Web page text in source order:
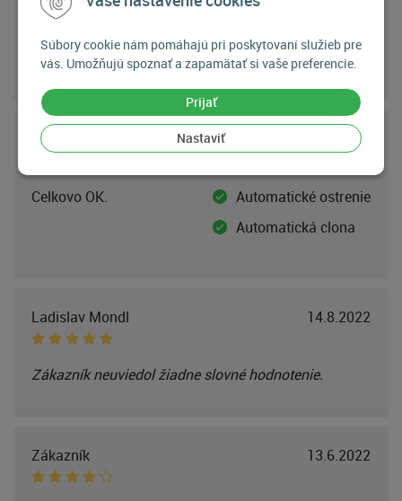
Súbory cookie nám pomáhajú pri poskytovaní služieb pre
vás. Umožňujú spoznať a zapamätať si vaše preferencie.
Prijať
Nastaviť
Zákazník neuviedol žiadne slovné hodnotenie.
Zákazník 5.6.2023
Celkovo OK.
Automatické ostrenie
Automatická clona
Ladislav Mondl 14.8.2022
Zákazník neuviedol žiadne slovné hodnotenie.
Zákazník 13.6.2022